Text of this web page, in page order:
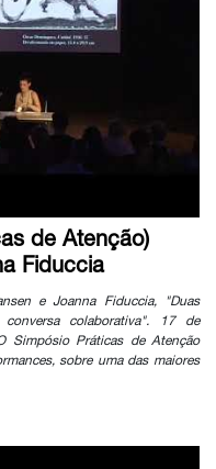
de Atenção)
Fiduccia
e Joanna Fiduccia, "Duas
colaborativa". 17 de
Simpósio Práticas de Atenção
sobre uma das maiores